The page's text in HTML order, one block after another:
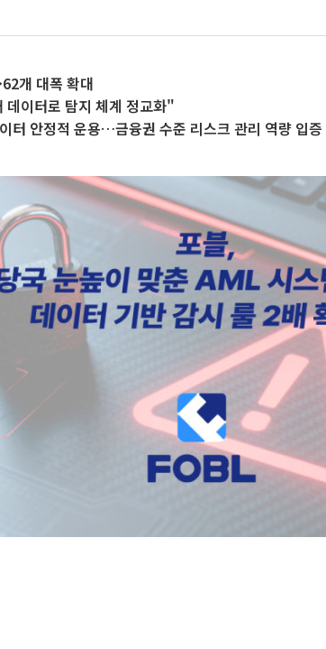
개 대폭 확대
데이터로 탐지 체계 정교화"
터 안정적 운용…금융권 수준 리스크 관리 역량 입증